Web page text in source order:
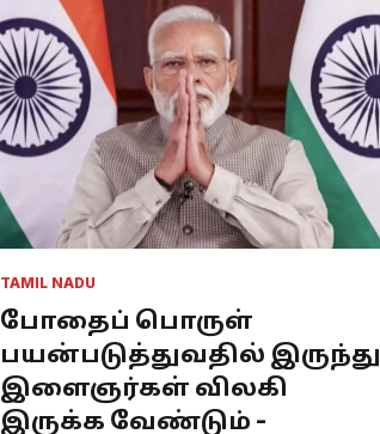
TAMIL NADU
போதைப் பொருள்
பயன்படுத்துவதில் இருந்து
இளைஞர்கள் விலகி
இருக்க வேண்டும் -